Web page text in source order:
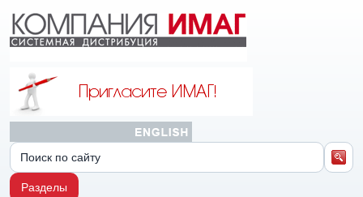
Разделы